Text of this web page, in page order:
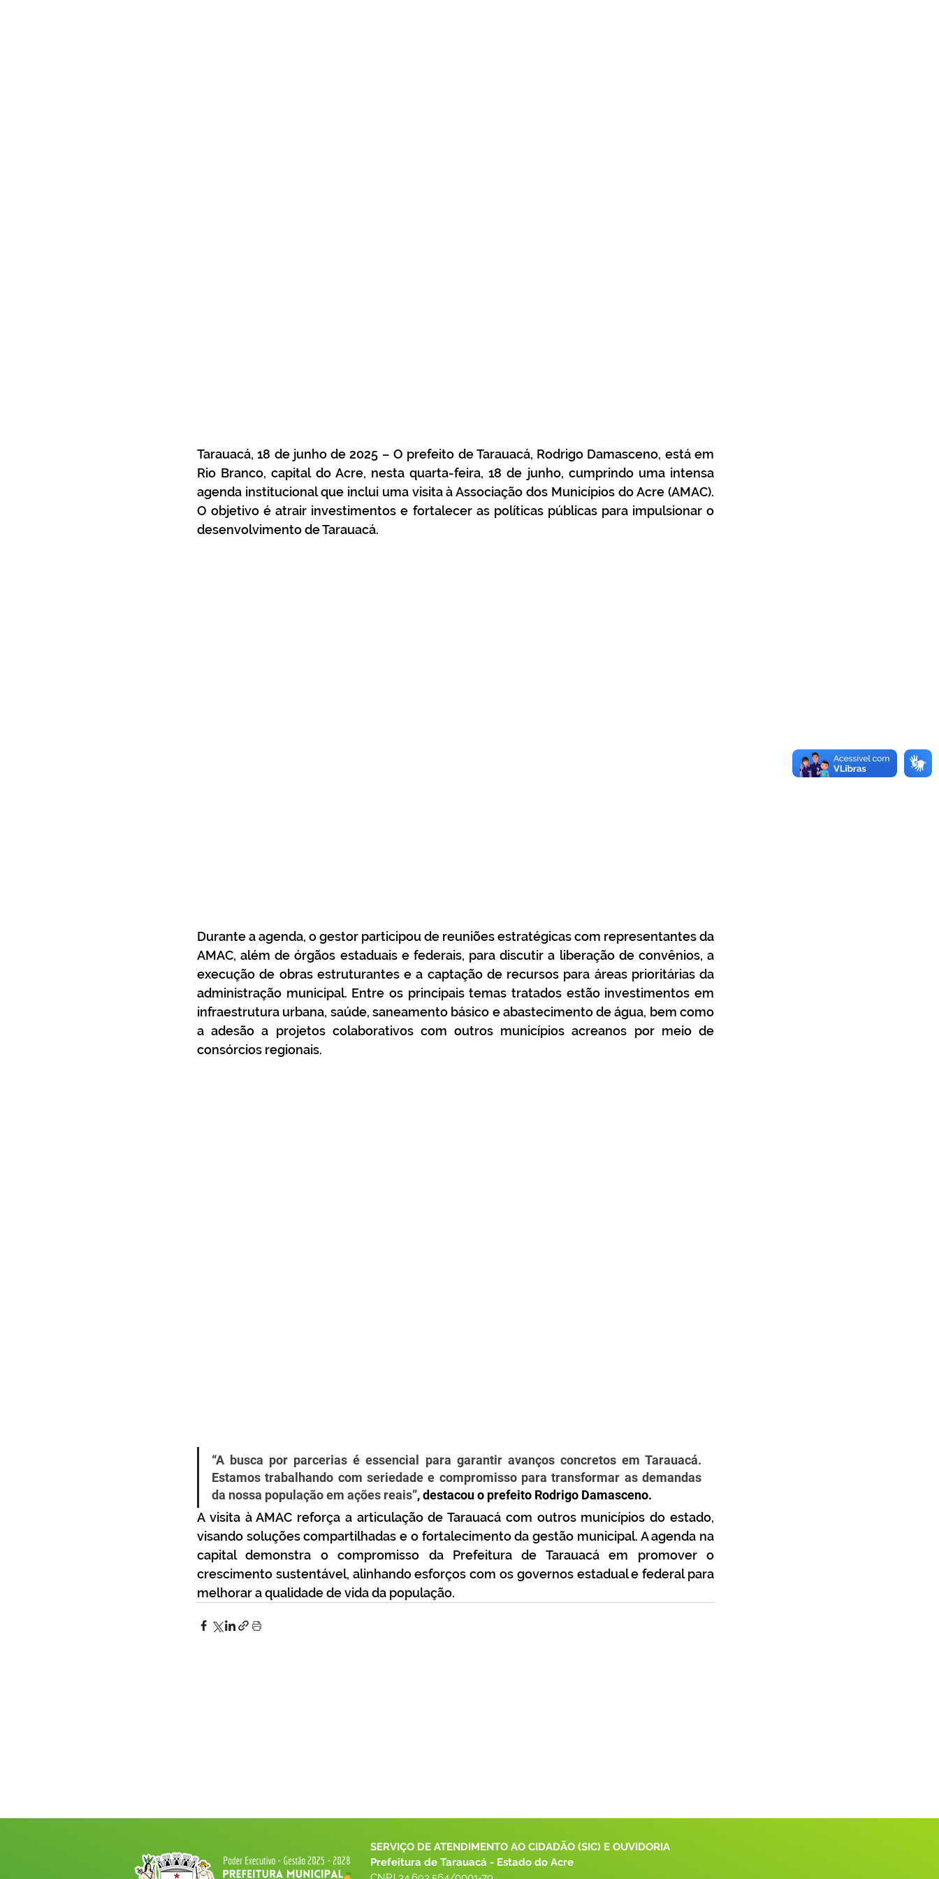
Tarauacá, 18 de junho de 2025 – O prefeito de Tarauacá, Rodrigo Damasceno, está em
Rio Branco, capital do Acre, nesta quarta-feira, 18 de junho, cumprindo uma intensa
agenda institucional que inclui uma visita à Associação dos Municípios do Acre (AMAC).
O objetivo é atrair investimentos e fortalecer as políticas públicas para impulsionar o
desenvolvimento de Tarauacá.
Durante a agenda, o gestor participou de reuniões estratégicas com representantes da
AMAC, além de órgãos estaduais e federais, para discutir a liberação de convênios, a
execução de obras estruturantes e a captação de recursos para áreas prioritárias da
administração municipal. Entre os principais temas tratados estão investimentos em
infraestrutura urbana, saúde, saneamento básico e abastecimento de água, bem como
a adesão a projetos colaborativos com outros municípios acreanos por meio de
consórcios regionais.
“A busca por parcerias é essencial para garantir avanços concretos em Tarauacá.
Estamos trabalhando com seriedade e compromisso para transformar as demandas
da nossa população em ações reais”, destacou o prefeito Rodrigo Damasceno.
A visita à AMAC reforça a articulação de Tarauacá com outros municípios do estado,
visando soluções compartilhadas e o fortalecimento da gestão municipal. A agenda na
capital demonstra o compromisso da Prefeitura de Tarauacá em promover o
crescimento sustentável, alinhando esforços com os governos estadual e federal para
melhorar a qualidade de vida da população.
SERVIÇO DE ATENDIMENTO AO CIDADÃO (SIC) E OUVIDORIA
Prefeitura de Tarauacá - Estado do Acre